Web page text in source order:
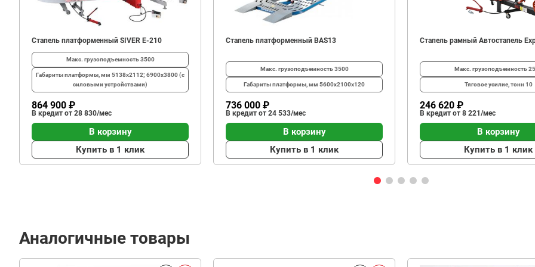
Стапель платформенный SIVER E-210
Макс. грузоподъемность3500
Габариты платформы, мм 5138х2112; 6900х3800 (с
силовыми устройствами)
864 900 ₽
В кредит от 28 830/мес
В корзину
Купить в 1 клик
Стапель платформенный BAS13
Макс. грузоподъемность3500
Габариты платформы, мм 5600х2100x120
736 000 ₽
В кредит от 24 533/мес
В корзину
Купить в 1 клик
Стапель рамный Автостапель
Макс. грузоподъемность
Тяговое усилие, тонн 10
246 620 ₽
В кредит от 8 221/мес
В корзину
Купить в 1 клик
Аналогичные товары